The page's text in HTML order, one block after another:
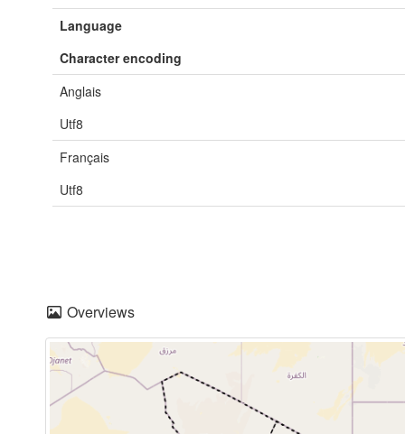
Language
Character encoding
Anglais
Utf8
Français
Utf8
Overviews